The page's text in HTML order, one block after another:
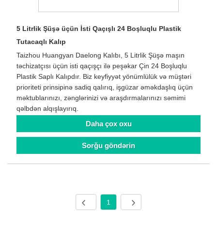
5 Litrlik Şüşə üçün İsti Qaçışlı 24 Boşluqlu Plastik
Tutacaqlı Kalıp
Taizhou Huangyan Daelong Kalıbı, 5 Litrlik Şüşə maşın
təchizatçısı üçün isti qaçışçı ilə peşəkar Çin 24 Boşluqlu
Plastik Saplı Kalıpdır. Biz keyfiyyət yönümlülük və müştəri
prioriteti prinsipinə sadiq qalırıq, işgüzar əməkdaşlıq üçün
məktublarınızı, zənglərinizi və araşdırmalarınızı səmimi
qəlbdən alqışlayırıq.
Daha çox oxu
Sorğu göndərin
1